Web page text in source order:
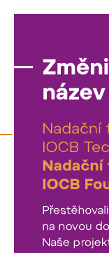
01/04/2026
co
rozhovor
Martiny